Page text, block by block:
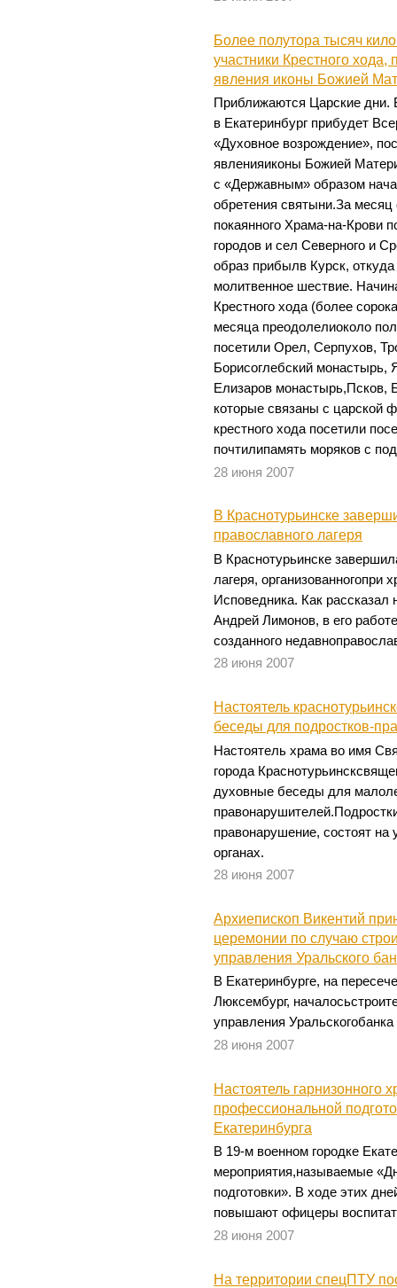
Более полутора тысяч
участники Крестного
явления иконы Божией
Приближаются Царские дни.
в Екатеринбург прибудет
«Духовное возрождение»,
явленияиконы Божией
с «Державным» образом
обретения святыни.За месяц
покаянного Храма-на-Крови
городов и сел Северного и
образ прибылв Курск,
молитвенное шествие.
Крестного хода (более
месяца преодолелиоколо
посетили Орел, Серпухов,
Борисоглебский монастырь,
Елизаров монастырь,Псков,
которые связаны с царской
крестного хода посетили
почтилипамять моряков с
28 июня 2007
В Краснотурьинске
православного лагеря
В Краснотурьинске
лагеря,
Исповедника. Как рассказал
Андрей Лимонов, в его
созданного
28 июня 2007
Настоятель
беседы для подростков-
Настоятель храма во имя
города
духовные беседы для
правонарушение, состоят на
органах.
28 июня 2007
Архиепископ Викентий
церемонии по случаю
управления Уральского
В Екатеринбурге, на
Люксембург,
управления
28 июня 2007
Настоятель гарнизонного
профессиональной
Екатеринбурга
В 19-м военном городке
мероприятия,называемые
подготовки». В ходе этих
повышают офицеры
28 июня 2007
На территории спецПТУ